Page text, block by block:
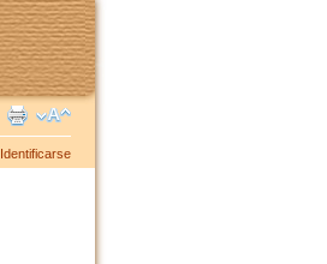
Identificarse